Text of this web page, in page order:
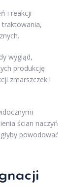
i reakcji
traktowania,
wygląd,
produkcję
zmarszczek i
ścian naczyń
powodować